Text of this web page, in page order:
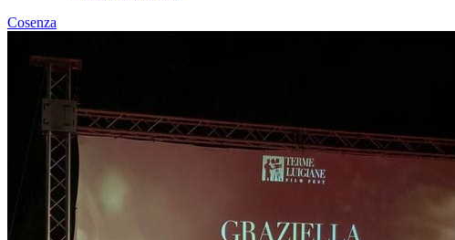
Cosenza